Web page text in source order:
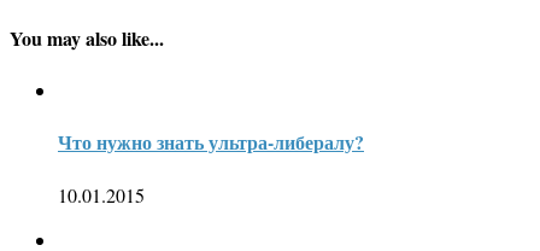
You may also like...
Что нужно знать ультра-либералу?
10.01.2015